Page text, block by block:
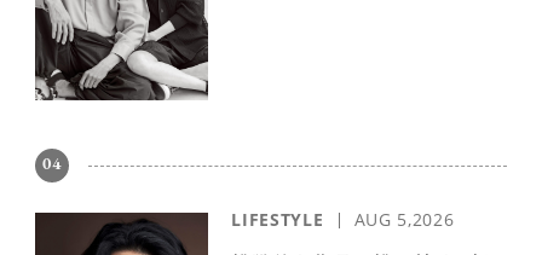
04
LIFESTYLE AUG 5,2026